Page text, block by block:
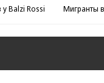
Balzi Rossi Мигранты